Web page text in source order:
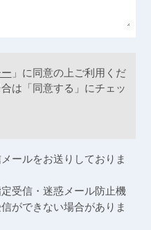
」に同意の上ご利用くだ
は「同意する」にチェッ
ールをお送りしておりま
受信・迷惑メール防止機
信ができない場合がありま